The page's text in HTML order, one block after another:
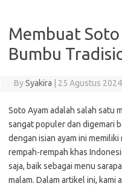
Membuat
Bumbu
BySyakira 25 Agustus 2024
Soto Ayam adalah salah satu
sangat populer dan digemari
dengan isian ayam ini
rempah-rempah khas
saja, baik sebagai menu
malam. Dalam artikel ini, kami